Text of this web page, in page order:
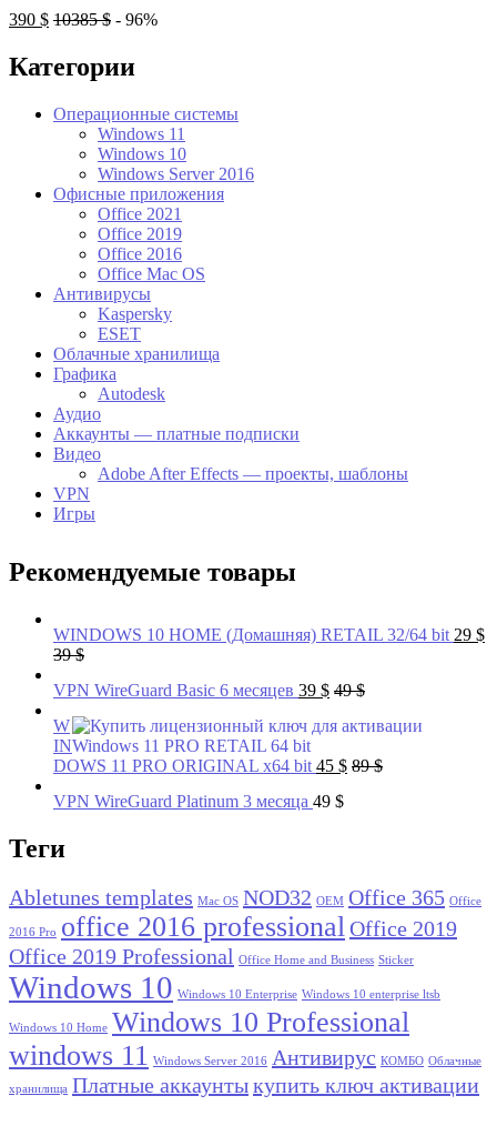
390 $ 10385$ - 96%
Категории
Операционные системы
Windows 11
Windows 10
Windows Server 2016
Офисные приложения
Office 2021
Office 2019
Office 2016
Office Mac OS
Антивирусы
Kaspersky
ESET
Облачные хранилища
Графика
Autodesk
Аудио
Аккаунты — платные подписки
Видео
Adobe After Effects — проекты, шаблоны
VPN
Игры
Рекомендуемые товары
WINDOWS 10 HOME (Домашняя) RETAIL 32/64 bit 29 $
39$
VPN WireGuard Basic 6 месяцев 39 $ 49$
W
IN
DOWS 11 PRO ORIGINAL x64 bit 45 $ 89$
VPN WireGuard Platinum 3 месяца 49 $
Теги
Abletunes templates Mac OS NOD32 OEM Office 365 Office
2016 Pro office 2016 professionalOffice 2019
Office 2019 Professional Office Home and Business Sticker
Windows 10 Windows 10 Enterprise Windows 10 enterprise ltsb
Windows 10 Home Windows 10 Professional
windows 11 Windows Server 2016 Антивирус КОМБО Облачные
хранилища Платные аккаунтыкупить ключ активации